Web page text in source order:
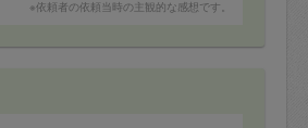
※依頼者の依頼当時の主観的な感想です。